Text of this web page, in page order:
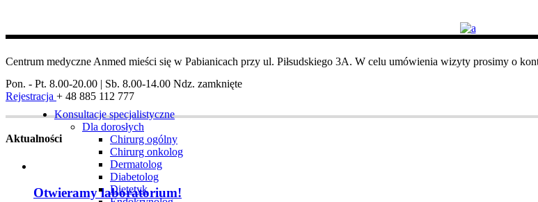
Centrum medyczne Anmed mieści się w Pabianicach przy ul. Piłsudskiego 3A. W celu umówienia wizyty prosimy o
Pon. - Pt. 8.00-20.00 | Sb. 8.00-14.00 Ndz. zamknięte
Rejestracja + 48 885 112 777
Aktualności
Otwieramy laboratorium!
Konsultacje specjalistyczne
Dla dorosłych
Chirurg ogólny
Chirurg onkolog
Dermatolog
Diabetolog
Dietetyk